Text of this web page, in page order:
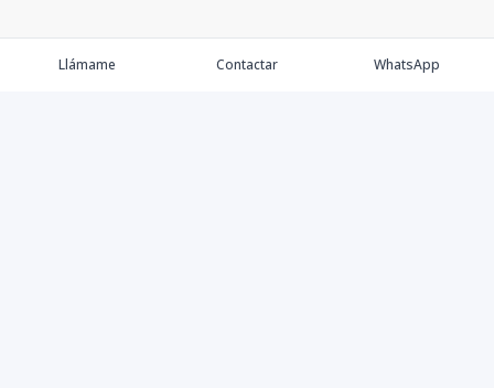
Llámame Contactar WhatsApp